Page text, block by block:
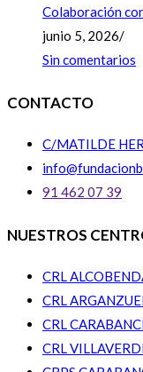
Colaboración
junio 5, 2026/
Sin comentarios
CONTACTO
C/MATILDE
91 462 07 39
NUESTROS
CRL
CRL
CRL
CRL